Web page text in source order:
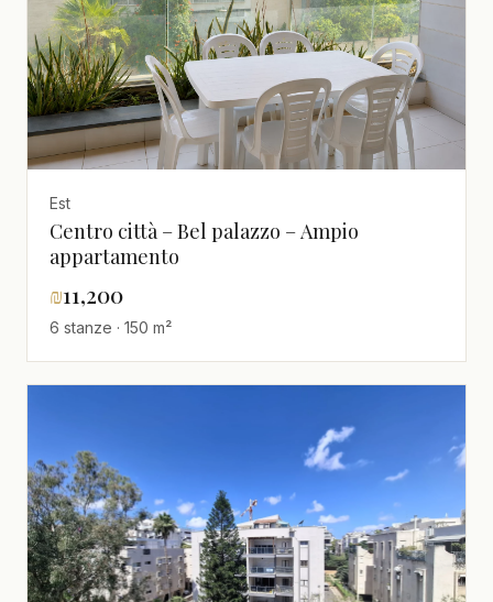
Est
Centro città – Bel palazzo – Ampio
appartamento
₪11,200
6 stanze · 150 m²